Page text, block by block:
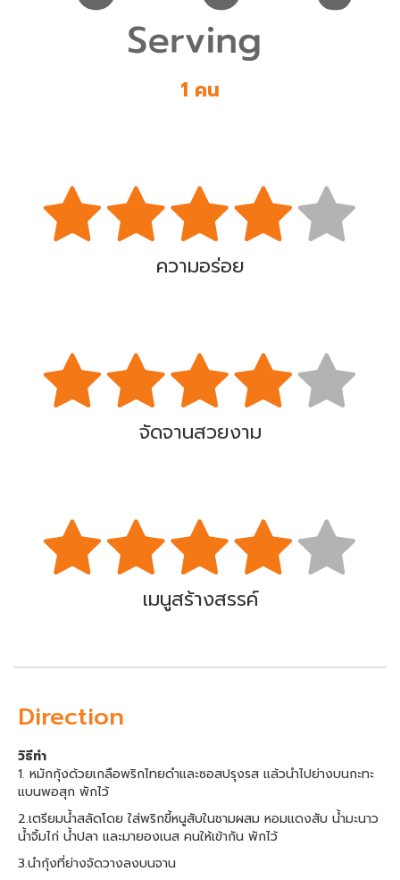
1 คน
ความอร่อย
จัดจานสวยงาม
เมนูสร้างสรรค์
Direction
วิธีทำ
1. หมักกุ้งด้วยเกลือพริกไทยดำและซอสปรุงรส แล้วนำไปย่างบนกะทะ
แบนพอสุก พักไว้
2.เตรียมน้ำสลัดโดย ใส่พริกขี้หนูสับในชามผสม หอมแดงสับ น้ำมะนาว
น้ำจิ้มไก่ น้ำปลา และมายองเนส คนให้เข้ากัน พักไว้
3.นำกุ้งที่ย่างจัดวางลงบนจาน